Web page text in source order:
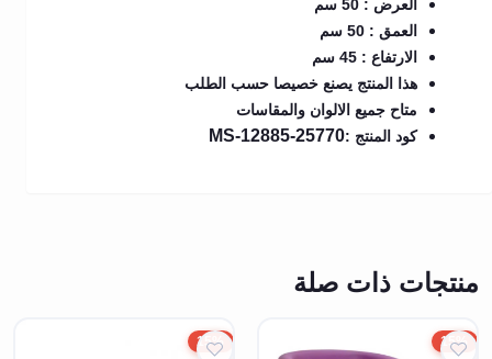
العرض : 50 سم
العمق : 50 سم
الارتفاع : 45 سم
هذا المنتج يصنع خصيصا حسب الطلب
متاح جميع الالوان والمقاسات
كود المنتج :MS-12885-25770
منتجات ذات صلة
15%
15%